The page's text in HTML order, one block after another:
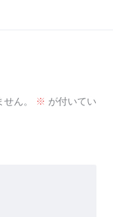
ん。 ※ が付いてい